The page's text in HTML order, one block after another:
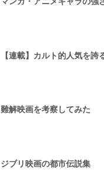
【連載】カルト的人気を誇
難解映画を考察してみた
ジブリ映画の都市伝説集